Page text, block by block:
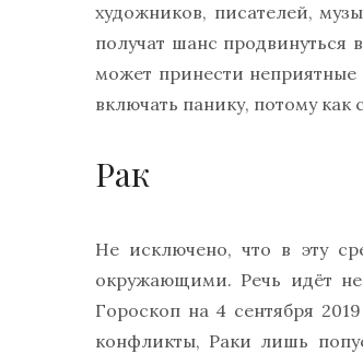
художников, писателей,
получат шанс продвинуться
может принести неприятные
включать панику, потому как
Рак
Не исключено, что в эту
окружающими. Речь идёт
Гороскоп на 4 сентября
конфликты, Раки лишь